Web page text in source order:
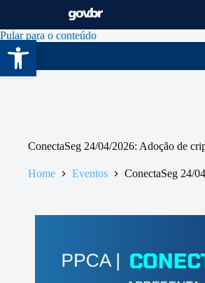
Abrir a barra de
Pular para o conteúdo
ConectaSeg 24/04/2026: Adoção de
Home Eventos ConectaSeg 24/